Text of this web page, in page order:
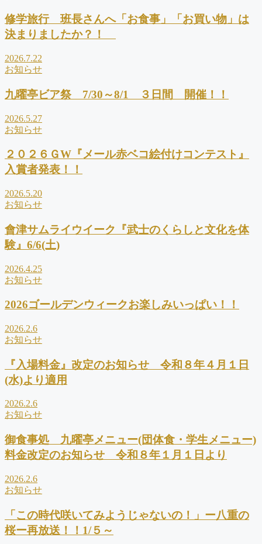
修学旅行 班長さんへ「お食事」「お買い物」は
決まりましたか？！
2026.7.22
お知らせ
九曜亭ビア祭 7/30～8/1 ３日間 開催！！
2026.5.27
お知らせ
２０２６ＧW『メール赤ベコ絵付けコンテスト』
入賞者発表！！
2026.5.20
お知らせ
會津サムライウイーク『武士のくらしと文化を体
験』6/6(土)
2026.4.25
お知らせ
2026ゴールデンウィークお楽しみいっぱい！！
2026.2.6
お知らせ
『入場料金』改定のお知らせ 令和８年４月１日
(水)より適用
2026.2.6
お知らせ
御食事処 九曜亭メニュー(団体食・学生メニュー)
料金改定のお知らせ 令和８年１月１日より
2026.2.6
お知らせ
「この時代咲いてみようじゃないの！」ー八重の
桜ー再放送！！1/５～